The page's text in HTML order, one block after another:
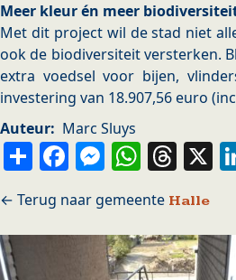
Meer kleur én meer
Met dit project wil de stad niet
ook de biodiversiteit versterken.
extra voedsel voor bijen,
investering van 18.907,56 euro
Auteur
Marc Sluys
ShareFacebook X
Halle